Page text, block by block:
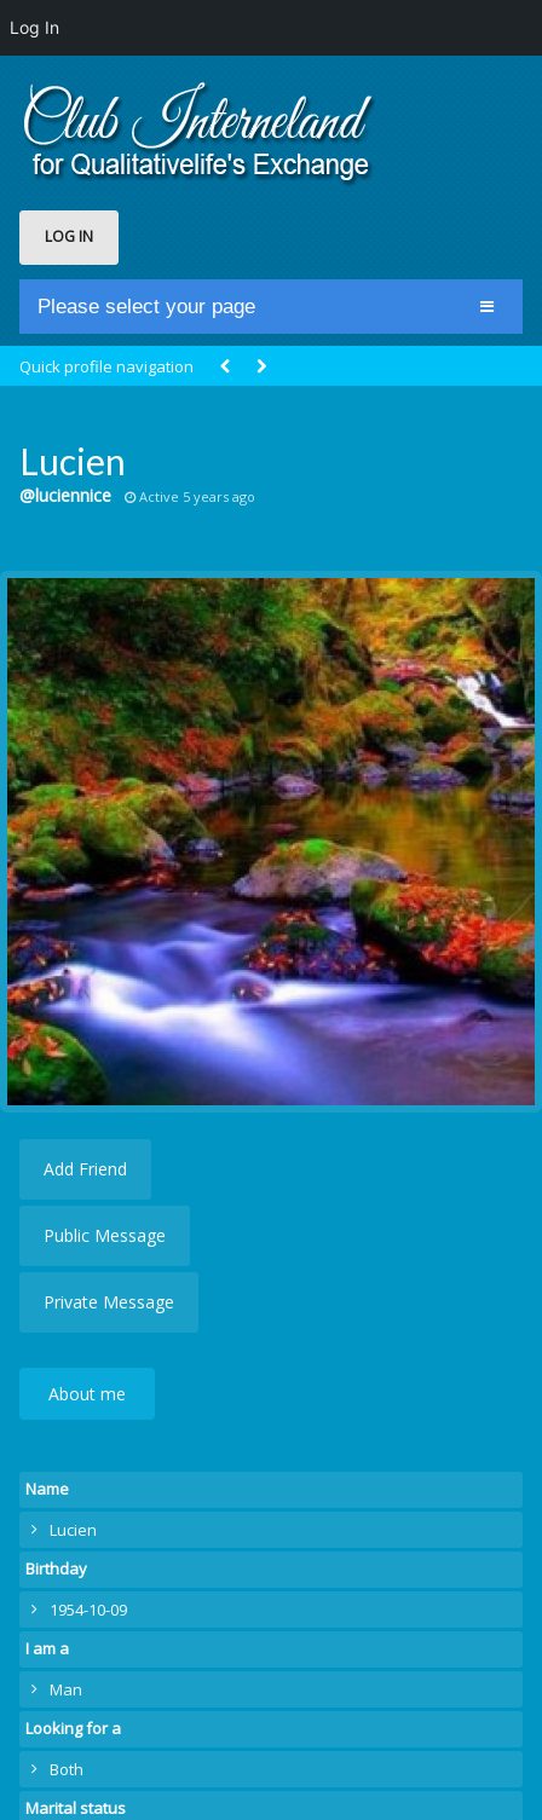
Log In
LOG IN
Please select your page
Groups
Communication Point
Cristal Temple
Meeting Point
The Yacht Club
Quick profile navigation
Lucien
@luciennice Active 5 years ago
Add Friend
Public Message
Private Message
About me
Name
Lucien
Birthday
1954-10-09
I am a
Man
Looking for a
Both
Marital status